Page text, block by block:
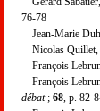
76-78
Jean-Marie
Nicolas Quillet,
François
François
débat; 68 , p. 82-